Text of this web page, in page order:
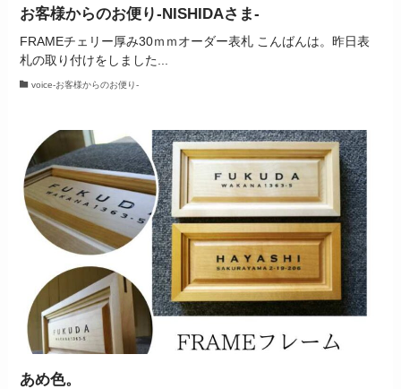
お客様からのお便り‐NISHIDAさま‐
FRAMEチェリー厚み30ｍｍオーダー表札 こんばんは。昨日表
札の取り付けをしました...
voice-お客様からのお便り‐
あめ色。